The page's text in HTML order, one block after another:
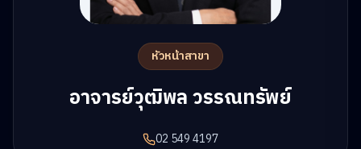
หัวหน้าสาขา
อาจารย์วุฒิพล วรรณทรัพย์
02 549 4197